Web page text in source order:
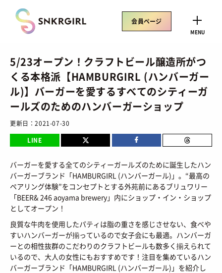
content
CLOSE
トレンドワード
サイズ感 骨格タイプ別 トレンド
Air Rift
New Balance
Salomon
SNEAKERS
TOP/ スニーカートップ
BRANDS/ ブランドから探す
COLORS/ カラーで探す
CALENDAR / 発売日カレンダー
会員ページ
MENU
5/23オープン！クラフトビール醸造所がつ
くる本格派【HAMBURGIRL (ハンバーガー
ル)】バーガーを愛するすべてのシティーガ
ールズのためのハンバーガーショップ
更新日：2021-07-30
LINE
バーガーを愛する全てのシティーガールズのために誕生したハン
バーガーブランド「HAMBURGIRL (ハンバーガール)」。“最高の
ペアリング体験”をコンセプトとする外苑前にあるブリュワリー
「BEER& 246 aoyama brewery」内にショップ・イン・ショップ
としてオープン！
良質な牛肉を使用したパティは脂の重さを感じさせない、食べや
すいハンバーガーが揃っているので女子会にも最適。ハンバーガ
ーとの相性抜群のこだわりのクラフトビールも数多く揃えられて
いるので、大人の女性にもおすすめです！注目を集めているハン
バーガーブランド「HAMBURGIRL (ハンバーガール)」を紹介し